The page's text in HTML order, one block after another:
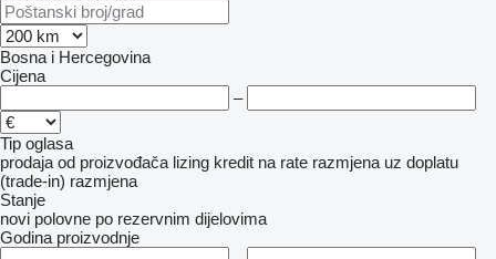
Bosna i Hercegovina
Cijena
–
Tip oglasa
prodaja od proizvođača lizing kredit na rate razmjena uz doplatu
(trade-in) razmjena
Stanje
novi polovne po rezervnim dijelovima
Godina proizvodnje